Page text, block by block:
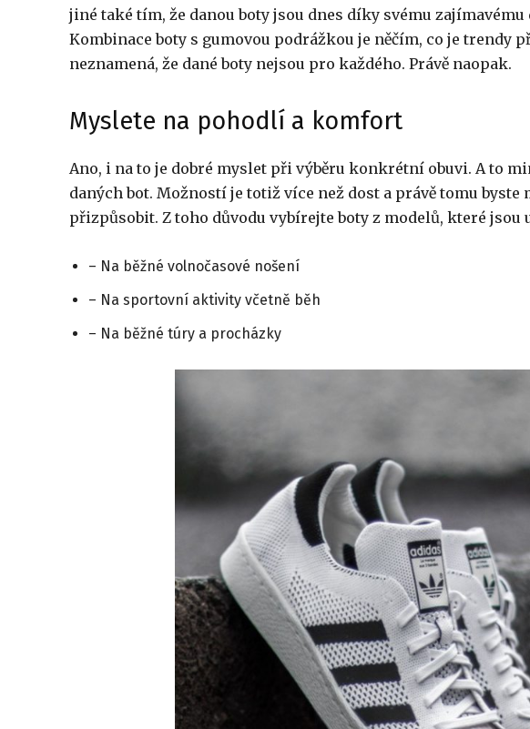
jiné také tím, že danou boty jsou dnes díky svému
Kombinace boty s gumovou podrážkou je něčím, co je trendy
neznamená, že dané boty nejsou pro každého. Právě naopak.
Myslete na pohodlí a komfort
Ano, i na to je dobré myslet při výběru konkrétní obuvi. A to
daných bot. Možností je totiž více než dost a právě tomu
přizpůsobit. Z toho důvodu vybírejte boty z modelů, které jsou
– Na běžné volnočasové nošení
– Na sportovní aktivity včetně běh
– Na běžné túry a procházky